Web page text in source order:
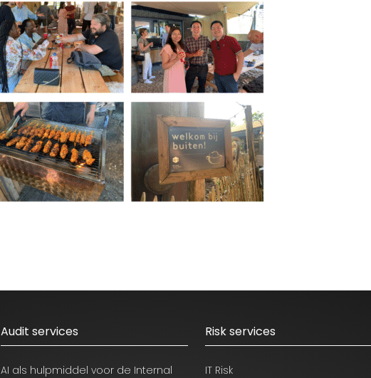
Audit services
AI als hulpmiddel voor de Internal
Risk services
IT Risk